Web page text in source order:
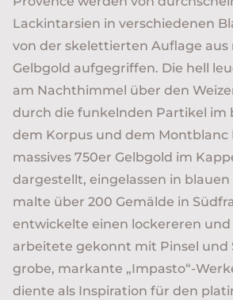
Lackintarsien in verschiedenen
von der skelettierten Auflage aus
Gelbgold aufgegriffen. Die hell
am Nachthimmel über den
durch die funkelnden Partikel im
dem Korpus und dem Montblanc
massives 750er Gelbgold im
dargestellt, eingelassen in blauen
malte über 200 Gemälde in
entwickelte einen lockereren
arbeitete gekonnt mit Pinsel und
grobe, markante „Impasto“-
diente als Inspiration für den